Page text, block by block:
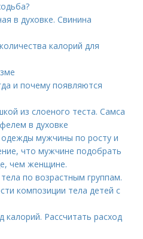
в духовке. Свинина
калорий для
и почему появляются
из слоеного теста. Самса
в духовке
мужчины по росту и
что мужчине подобрать
чем женщине.
по возрастным группам.
композиции тела детей с
калорий. Рассчитать расход